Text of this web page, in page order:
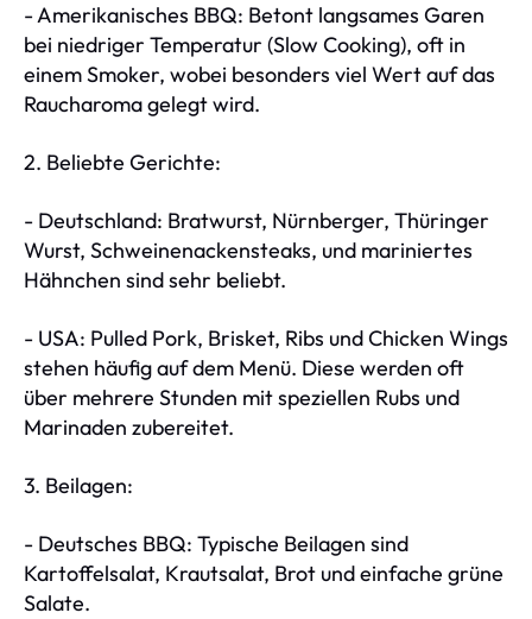
- Amerikanisches BBQ: Betont langsames Garen
bei niedriger Temperatur (Slow Cooking), oft in
einem Smoker, wobei besonders viel Wert auf das
Raucharoma gelegt wird.
2. Beliebte Gerichte:
- Deutschland: Bratwurst, Nürnberger, Thüringer
Wurst, Schweinenackensteaks, und mariniertes
Hähnchen sind sehr beliebt.
- USA: Pulled Pork, Brisket, Ribs und Chicken Wings
stehen häufig auf dem Menü. Diese werden oft
über mehrere Stunden mit speziellen Rubs und
Marinaden zubereitet.
3. Beilagen:
- Deutsches BBQ: Typische Beilagen sind
Kartoffelsalat, Krautsalat, Brot und einfache grüne
Salate.